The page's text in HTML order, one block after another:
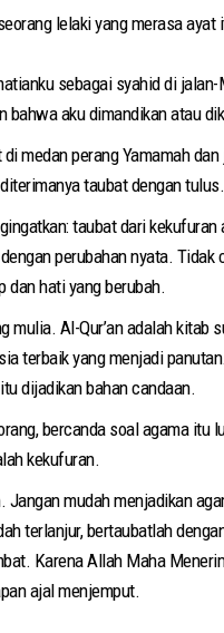
lelaki yang merasa ayat
sebagai syahid di jalan-
bahwa aku dimandikan atau
medan perang Yamamah
taubat dengan tulus.
taubat dari kekufuran
perubahan nyata. Tidak
dan hati yang berubah.
mulia. Al-Qur’an adalah kitab
terbaik yang menjadi
dijadikan bahan candaan.
bercanda soal agama itu
kekufuran.
Jangan mudah menjadikan
terlanjur, bertaubatlah
Karena Allah Maha
ajal menjemput.